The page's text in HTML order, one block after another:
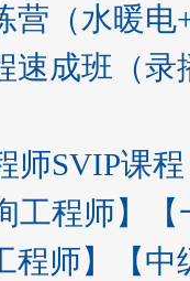
营（水暖电
速成班（
师SVIP课程
工程师】
程师】【中